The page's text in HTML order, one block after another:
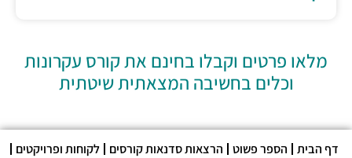
מלאו פרטים וקבלו בחינם את קורס עקרונות
וכלים בחשיבה המצאתית שיטתית
דף הבית הספר פשוט הרצאות סדנאות קורסים
לקוחות ופרויקטים